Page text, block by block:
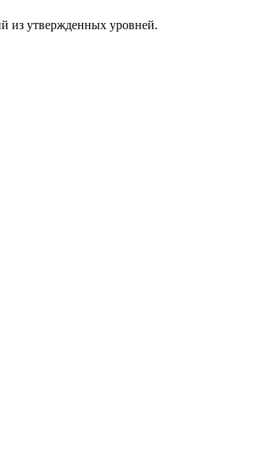
из утвержденных уровней.